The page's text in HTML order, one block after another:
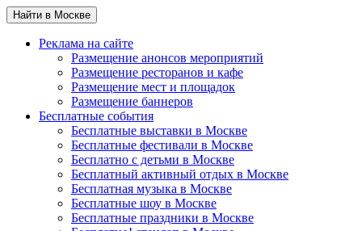
Найти в Москве
Реклама на сайте
Размещение анонсов мероприятий
Размещение ресторанов и кафе
Размещение мест и площадок
Размещение баннеров
Бесплатные события
Бесплатные выставки в Москве
Бесплатные фестивали в Москве
Бесплатно с детьми в Москве
Бесплатный активный отдых в Москве
Бесплатная музыка в Москве
Бесплатные шоу в Москве
Бесплатные праздники в Москве